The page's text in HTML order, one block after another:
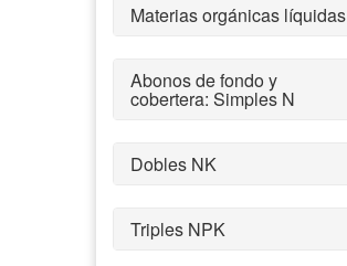
Materias orgánicas líquidas
Abonos de fondo y
cobertera: Simples N
Dobles NK
Triples NPK